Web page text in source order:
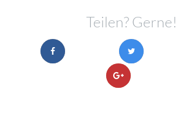
Teilen? Gerne!